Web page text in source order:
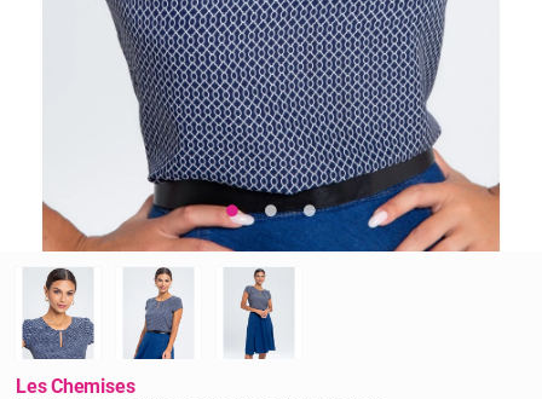
Les Chemises